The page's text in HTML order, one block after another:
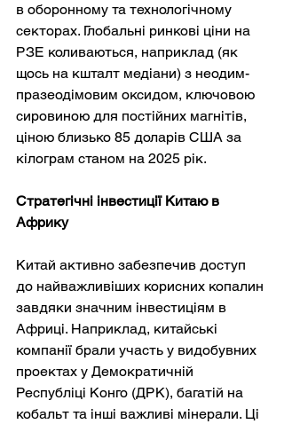
в оборонному та технологічному
секторах. Глобальні ринкові ціни на
РЗЕ коливаються, наприклад (як
щось на кшталт медіани) з неодим-
празеодімовим оксидом, ключовою
сировиною для постійних магнітів,
ціною близько 85 доларів США за
кілограм станом на 2025 рік.
Стратегічні інвестиції Китаю в
Африку
Китай активно забезпечив доступ
до найважливіших корисних копалин
завдяки значним інвестиціям в
Африці. Наприклад, китайські
компанії брали участь у видобувних
проектах у Демократичній
Республіці Конго (ДРК), багатій на
кобальт та інші важливі мінерали. Ці